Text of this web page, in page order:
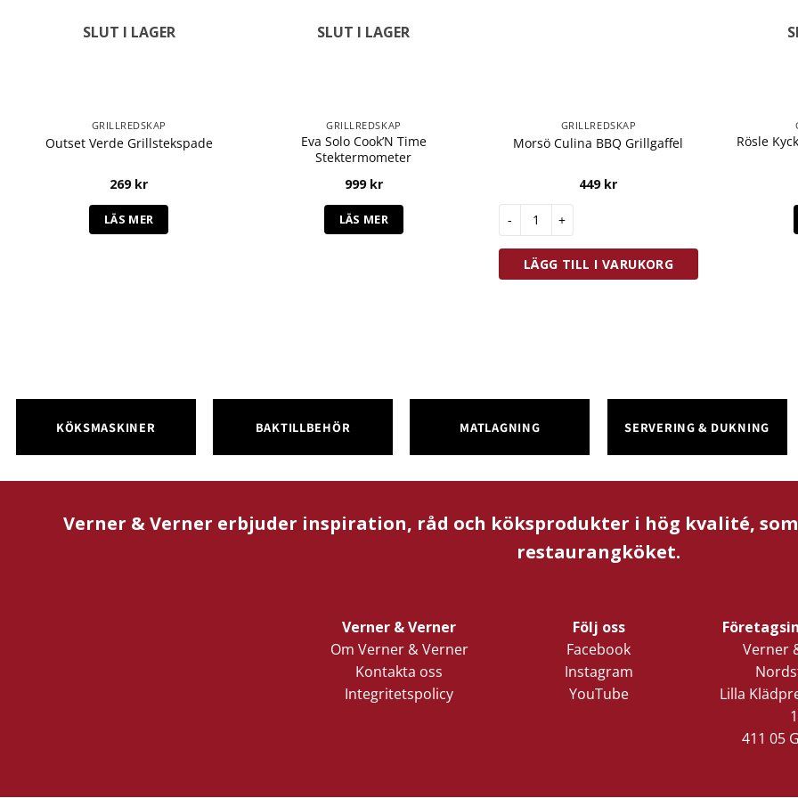
SLUT I LAGER
GRILLREDSKAP
Outset Verde Grillstekspade
269 kr
LÄS MER
SLUT I LAGER
GRILLREDSKAP
Eva Solo Cook’N Time
Stektermometer
999 kr
LÄS MER
GRILLREDSKAP
Morsö Culina BBQ Grillgaffel
449 kr
Morsö Culina BBQ Grillgaffel mängd
LÄGG TILL I VARUKORG
Rösle
KÖKSMASKINER BAKTILLBEHÖR MATLAGNING SERVERING & DUKNING
Verner & Verner erbjuder inspiration, råd och köksprodukter i hög kvalité,
restaurangköket.
Verner & Verner
Om Verner & Verner
Kontakta oss
Integritetspolicy
Följ oss
Facebook
Instagram
YouTube
Verner
Lilla
411 05